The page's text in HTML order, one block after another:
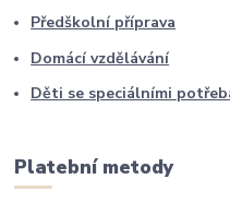
Předškolní příprava
Domácí vzdělávání
Děti se speciálními
Platební metody